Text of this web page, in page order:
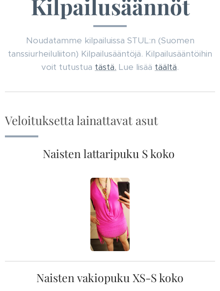
Kilpailusäännöt
Noudatamme kilpailuissa STUL:n (Suomen
tanssiurheiluliiton) Kilpailusääntöjä. Kilpailusääntöihin
voit tutustua tästä. Lue lisää täältä.
Veloituksetta lainattavat asut
Naisten lattaripuku S koko
Naisten vakiopuku XS-S koko